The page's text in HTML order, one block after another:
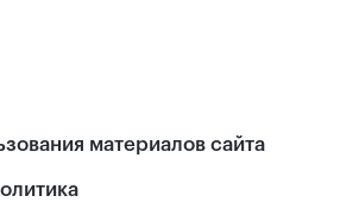
материалов сайта